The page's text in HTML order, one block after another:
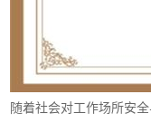
随着社会对工作场所安